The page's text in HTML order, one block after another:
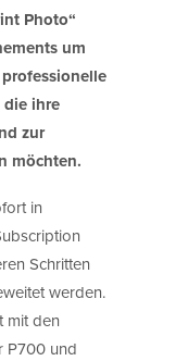
Photo“
um
ihre
zur
möchten.
in
Schritten
werden.
mit den
P700 und